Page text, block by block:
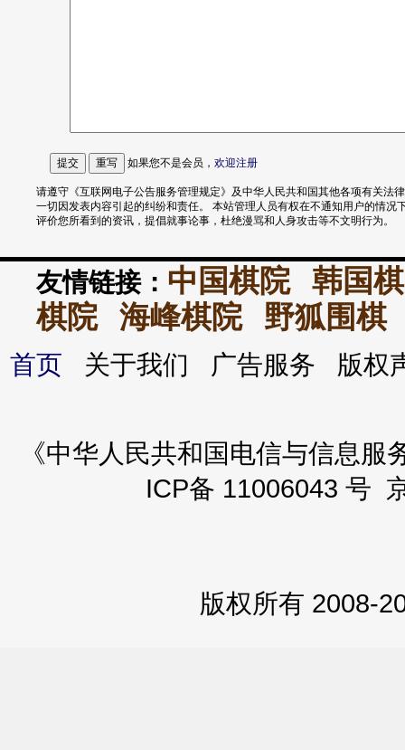
如果您不是会员， 欢迎注册
请遵守《互联网电子公告服务管理规定》及中华人民共和国其他各项有关法
一切因发表内容引起的纠纷和责任。 本站管理人员有权在不通知用户的情况
评价您所看到的资讯，提倡就事论事，杜绝漫骂和人身攻击等不文明行为。
友情链接： 中国棋院
韩国
棋院
海峰棋院 野狐围棋
首页 关于我们 广告服务 版
《中华人民共和国电信与信息
ICP备 11006043 号
版权所有 2008-